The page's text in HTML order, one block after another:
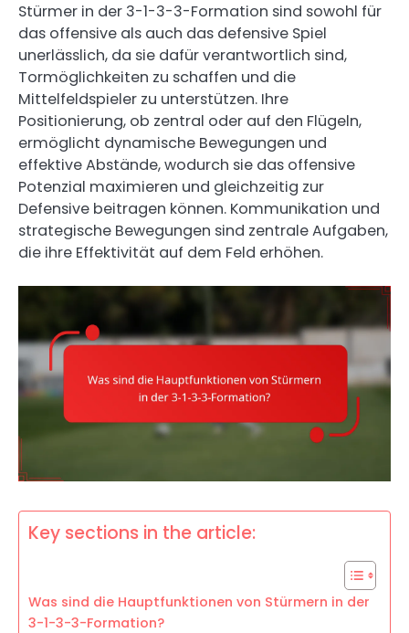
Stürmer in der 3-1-3-3-Formation sind sowohl für
das offensive als auch das defensive Spiel
unerlässlich, da sie dafür verantwortlich sind,
Tormöglichkeiten zu schaffen und die
Mittelfeldspieler zu unterstützen. Ihre
Positionierung, ob zentral oder auf den Flügeln,
ermöglicht dynamische Bewegungen und
effektive Abstände, wodurch sie das offensive
Potenzial maximieren und gleichzeitig zur
Defensive beitragen können. Kommunikation und
strategische Bewegungen sind zentrale Aufgaben,
die ihre Effektivität auf dem Feld erhöhen.
Key sections in the article:
Was sind die Hauptfunktionen von Stürmern in der
3-1-3-3-Formation?